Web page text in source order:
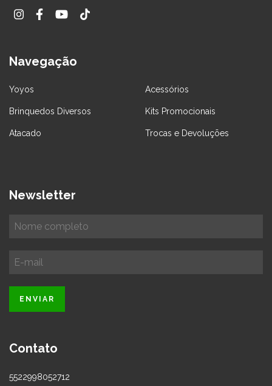
Navegação
Yoyos Acessórios
Brinquedos Diversos Kits Promocionais
Atacado Trocas e Devoluções
Newsletter
Contato
5522998052712